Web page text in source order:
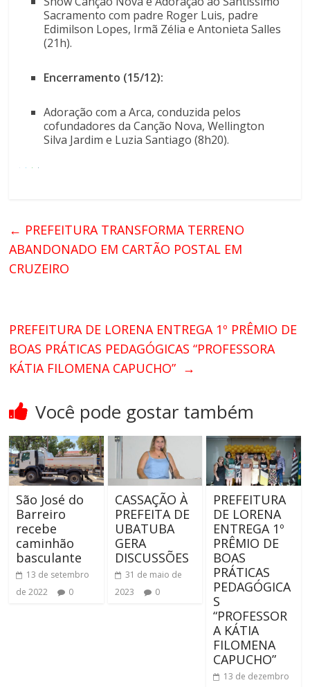
Sacramento com padre Roger Luis, padre
Edimilson Lopes, Irmã Zélia e Antonieta Salles
(21h).
Encerramento (15/12):
Adoração com a Arca, conduzida pelos
cofundadores da Canção Nova, Wellington
Silva Jardim e Luzia Santiago (8h20).
← PREFEITURA TRANSFORMA TERRENO
ABANDONADO EM CARTÃO POSTAL EM
CRUZEIRO
PREFEITURA DE LORENA ENTREGA 1º PRÊMIO DE
BOAS PRÁTICAS PEDAGÓGICAS “PROFESSORA
KÁTIA FILOMENA CAPUCHO” →
Você pode gostar também
São José do
Barreiro
recebe
caminhão
basculante
13 de setembro
de 2022
0
CASSAÇÃO À
PREFEITA DE
UBATUBA
GERA
DISCUSSÕES
31 de maio de
2023
0
PREFEITURA
DE LORENA
ENTREGA 1º
PRÊMIO DE
BOAS
PRÁTICAS
PEDAGÓGICA
S
“PROFESSOR
A KÁTIA
FILOMENA
CAPUCHO”
13 de dezembro